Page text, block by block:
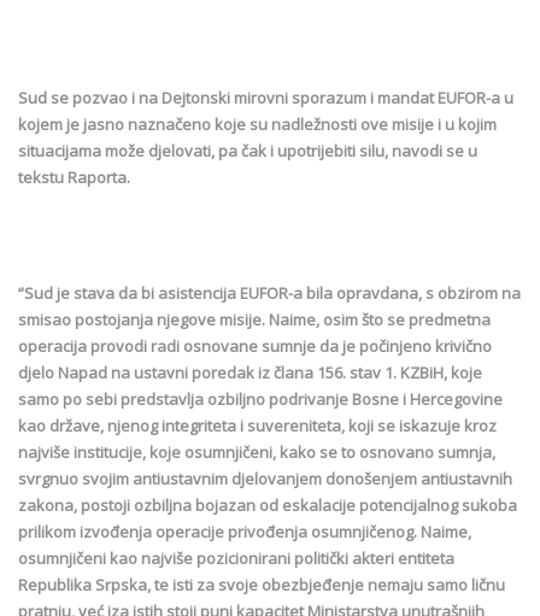
Sud se pozvao i na Dejtonski mirovni sporazum i mandat EUFOR-a u
kojem je jasno naznačeno koje su nadležnosti ove misije i u kojim
situacijama može djelovati, pa čak i upotrijebiti silu, navodi se u
tekstu Raporta.
“Sud je stava da bi asistencija EUFOR-a bila opravdana, s obzirom na
smisao postojanja njegove misije. Naime, osim što se predmetna
operacija provodi radi osnovane sumnje da je počinjeno krivično
djelo Napad na ustavni poredak iz člana 156. stav 1. KZBiH, koje
samo po sebi predstavlja ozbiljno podrivanje Bosne i Hercegovine
kao države, njenog integriteta i suvereniteta, koji se iskazuje kroz
najviše institucije, koje osumnjičeni, kako se to osnovano sumnja,
svrgnuo svojim antiustavnim djelovanjem donošenjem antiustavnih
zakona, postoji ozbiljna bojazan od eskalacije potencijalnog sukoba
prilikom izvođenja operacije privođenja osumnjičenog. Naime,
osumnjičeni kao najviše pozicionirani politički akteri entiteta
Republika Srpska, te isti za svoje obezbjeđenje nemaju samo ličnu
pratnju, već iza istih stoji puni kapacitet Ministarstva unutrašnjih